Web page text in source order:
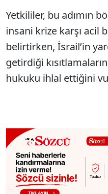
Yetkililer, bu adımın
insani krize karşı acil
belirtirken, İsrail’in
getirdiği
hukuku ihlal ettiğini